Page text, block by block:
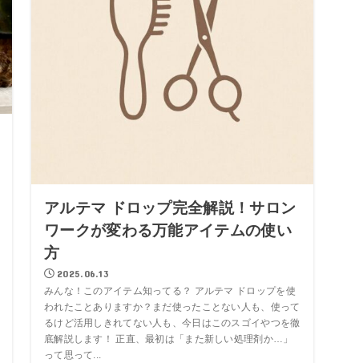
アルテマ ドロップ完全解説！サロン
ワークが変わる万能アイテムの使い
方
2025.06.13
みんな！このアイテム知ってる？ アルテマ ドロップを使
われたことありますか？まだ使ったことない人も、使って
るけど活用しきれてない人も、今日はこのスゴイやつを徹
底解説します！ 正直、最初は「また新しい処理剤か…」
って思って...